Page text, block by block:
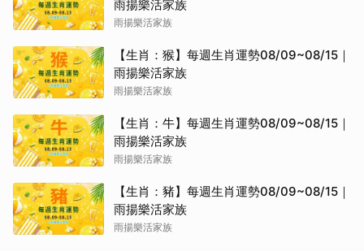
雨揚樂活家族
雨揚樂活家族
【生肖：猴】每週生肖運勢08/09~08/15｜
雨揚樂活家族
雨揚樂活家族
【生肖：牛】每週生肖運勢08/09~08/15｜
雨揚樂活家族
雨揚樂活家族
【生肖：豬】每週生肖運勢08/09~08/15｜
雨揚樂活家族
雨揚樂活家族